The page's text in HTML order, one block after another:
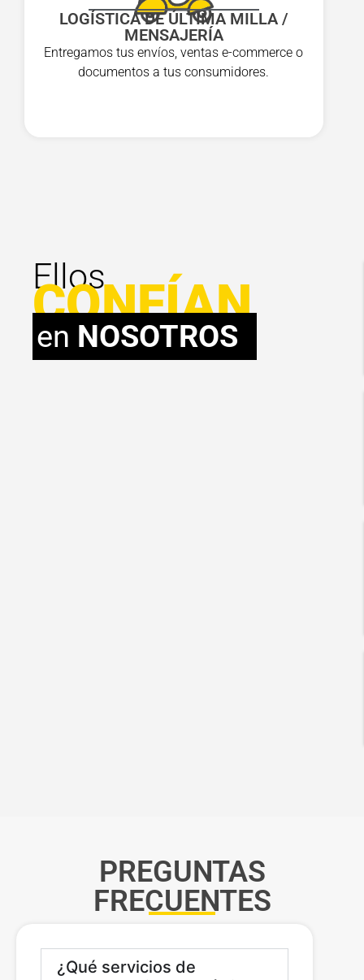
LOGÍSTICA DE ÚLTIMA MILLA /
MENSAJERÍA
Entregamos tus envíos, ventas e-commerce o
documentos a tus consumidores.
Ellos
CONFÍAN
en NOSOTROS
PREGUNTAS
FRECUENTES
¿Qué servicios de